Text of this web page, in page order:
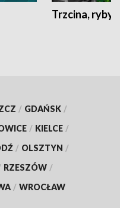
Trzcina, ryby
/ GDAŃSK /
/ KIELCE /
/ OLSZTYN /
RZESZÓW /
/ WROCŁAW